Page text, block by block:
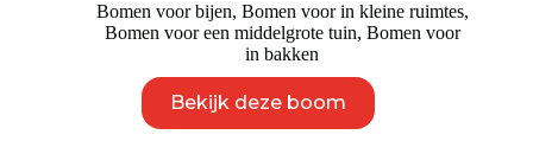
Bomen voor bijen, Bomen voor in kleine ruimtes,
Bomen voor een middelgrote tuin, Bomen voor
in bakken
Bekijk deze boom
product
heeft